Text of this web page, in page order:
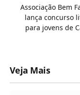
Associação Bem
lança concurso
para jovens de
Veja Mais